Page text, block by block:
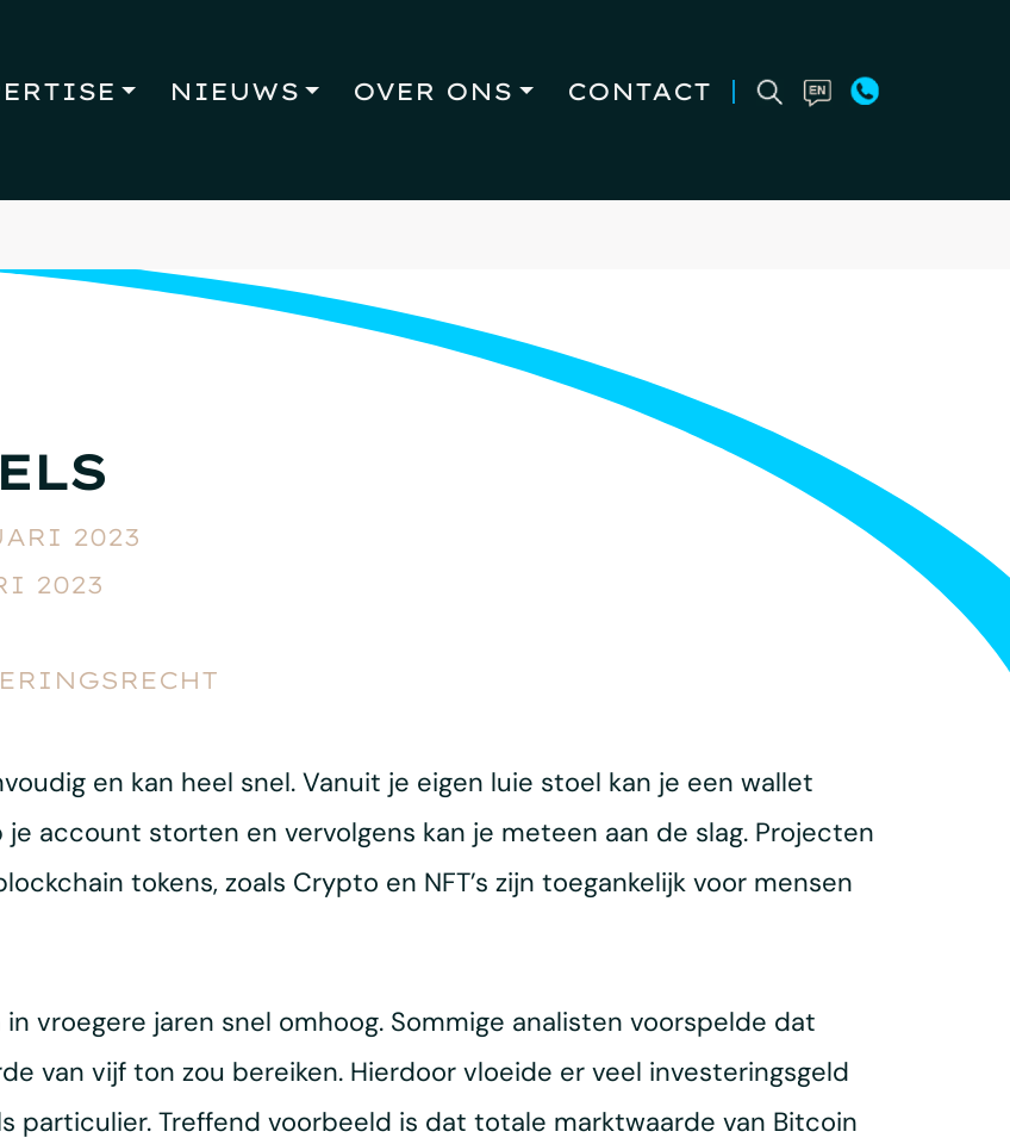
NIEUWS OVER ONS CONTACT
2023
2023
en kan heel snel. Vanuit je eigen luie stoel kan je een wallet
account storten en vervolgens kan je meteen aan de slag. Projecten
tokens, zoals Crypto en NFT’s zijn toegankelijk voor mensen
vroegere jaren snel omhoog. Sommige analisten voorspelde dat
van vijf ton zou bereiken. Hierdoor vloeide er veel investeringsgeld
particulier. Treffend voorbeeld is dat totale marktwaarde van Bitcoin